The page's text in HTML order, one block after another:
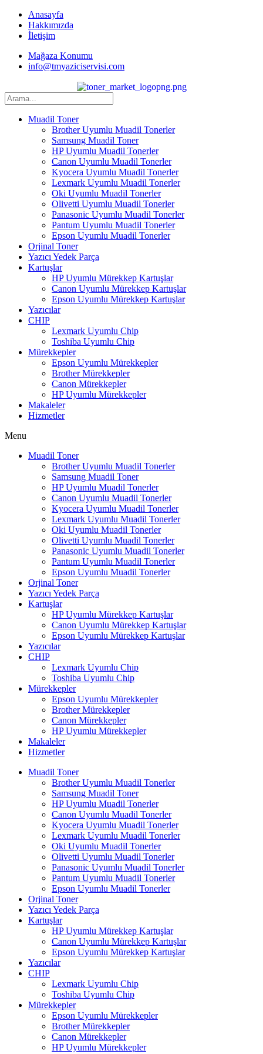
İçeriğeAnasayfa
Hakkımızda
İletişim
Mağaza Konumu
info@tmyaziciservisi.com
Muadil Toner
Brother Uyumlu Muadil Tonerler
Samsung Muadil Toner
HP Uyumlu Muadil Tonerler
Canon Uyumlu Muadil Tonerler
Kyocera Uyumlu Muadil Tonerler
Lexmark Uyumlu Muadil Tonerler
Oki Uyumlu Muadil Tonerler
Olivetti Uyumlu Muadil Tonerler
Panasonic Uyumlu Muadil Tonerler
Pantum Uyumlu Muadil Tonerler
Epson Uyumlu Muadil Tonerler
Orjinal Toner
Yazıcı Yedek Parça
Kartuşlar
HP Uyumlu Mürekkep Kartuşlar
Canon Uyumlu Mürekkep Kartuşlar
Epson Uyumlu Mürekkep Kartuşlar
Yazıcılar
CHIP
Lexmark Uyumlu Chip
Toshiba Uyumlu Chip
Mürekkepler
Epson Uyumlu Mürekkepler
Brother Mürekkepler
Canon Mürekkepler
HP Uyumlu Mürekkepler
Makaleler
Hizmetler
Menu
Muadil Toner
Brother Uyumlu Muadil Tonerler
Samsung Muadil Toner
HP Uyumlu Muadil Tonerler
Canon Uyumlu Muadil Tonerler
Kyocera Uyumlu Muadil Tonerler
Lexmark Uyumlu Muadil Tonerler
Oki Uyumlu Muadil Tonerler
Olivetti Uyumlu Muadil Tonerler
Panasonic Uyumlu Muadil Tonerler
Pantum Uyumlu Muadil Tonerler
Epson Uyumlu Muadil Tonerler
Orjinal Toner
Yazıcı Yedek Parça
Kartuşlar
HP Uyumlu Mürekkep Kartuşlar
Canon Uyumlu Mürekkep Kartuşlar
Epson Uyumlu Mürekkep Kartuşlar
Yazıcılar
CHIP
Lexmark Uyumlu Chip
Toshiba Uyumlu Chip
Mürekkepler
Epson Uyumlu Mürekkepler
Brother Mürekkepler
Canon Mürekkepler
HP Uyumlu Mürekkepler
Makaleler
Hizmetler
Muadil Toner
Brother Uyumlu Muadil Tonerler
Samsung Muadil Toner
HP Uyumlu Muadil Tonerler
Canon Uyumlu Muadil Tonerler
Kyocera Uyumlu Muadil Tonerler
Lexmark Uyumlu Muadil Tonerler
Oki Uyumlu Muadil Tonerler
Olivetti Uyumlu Muadil Tonerler
Panasonic Uyumlu Muadil Tonerler
Pantum Uyumlu Muadil Tonerler
Epson Uyumlu Muadil Tonerler
Orjinal Toner
Yazıcı Yedek Parça
Kartuşlar
HP Uyumlu Mürekkep Kartuşlar
Canon Uyumlu Mürekkep Kartuşlar
Epson Uyumlu Mürekkep Kartuşlar
Yazıcılar
CHIP
Lexmark Uyumlu Chip
Toshiba Uyumlu Chip
Mürekkepler
Epson Uyumlu Mürekkepler
Brother Mürekkepler
Canon Mürekkepler
HP Uyumlu Mürekkepler